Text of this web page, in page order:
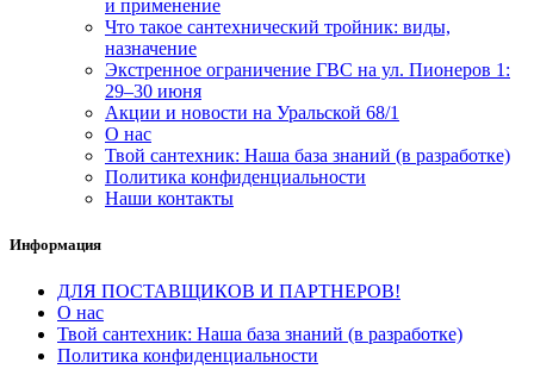
и применение
Что такое сантехнический тройник: виды,
назначение
Экстренное ограничение ГВС на ул. Пионеров 1:
29–30 июня
Акции и новости на Уральской 68/1
О нас
Твой сантехник: Наша база знаний (в разработке)
Политика конфиденциальности
Наши контакты
Информация
ДЛЯ ПОСТАВЩИКОВ И ПАРТНЕРОВ!
О нас
Твой сантехник: Наша база знаний (в разработке)
Политика конфиденциальности